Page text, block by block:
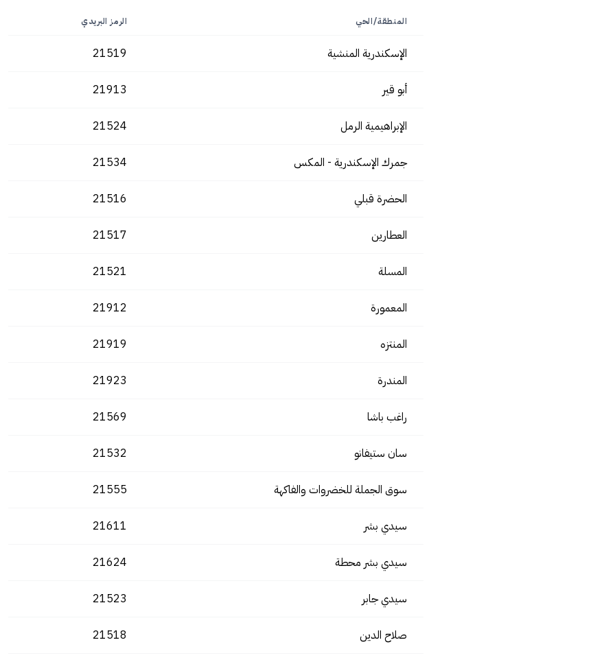
المنطقة/الحي الرمز البريدي
الإسكندرية المنشية 21519
أبو قير 21913
الإبراهيمية الرمل 21524
جمرك الإسكندرية - المكس 21534
الحضرة قبلي 21516
العطارين 21517
المسلة 21521
المعمورة 21912
المنتزه 21919
المندرة 21923
راغب باشا 21569
سان ستيفانو 21532
سوق الجملة للخضروات والفاكهة 21555
سيدي بشر 21611
سيدي بشر محطة 21624
سيدي جابر 21523
صلاح الدين 21518